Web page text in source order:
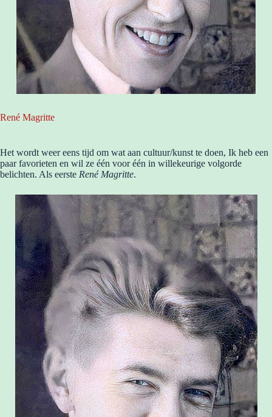
René Magritte
Het wordt weer eens tijd om wat aan cultuur/kunst te doen, Ik heb een
paar favorieten en wil ze één voor één in willekeurige volgorde
belichten. Als eerste René Magritte.